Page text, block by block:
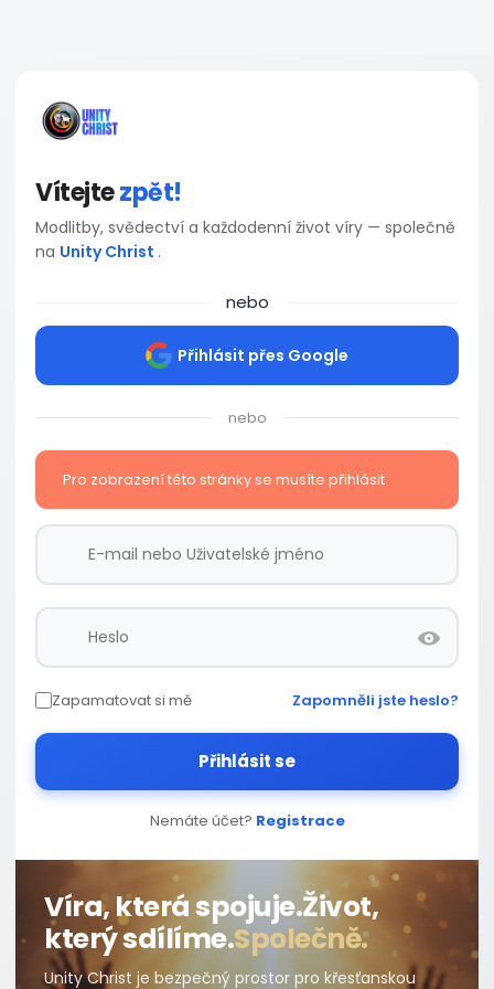
Vítejtezpět!
Modlitby, svědectví a každodenní život víry — společně
na Unity Christ .
nebo
Přihlásit přes Google
nebo
Pro zobrazení této stránky se musíte přihlásit
Zapamatovat si mě Zapomněli jste heslo?
Přihlásit se
Nemáte účet? Registrace
Víra, která spojuje.Život,
který sdílíme.Společně.
Unity Christ je bezpečný prostor pro křesťanskou